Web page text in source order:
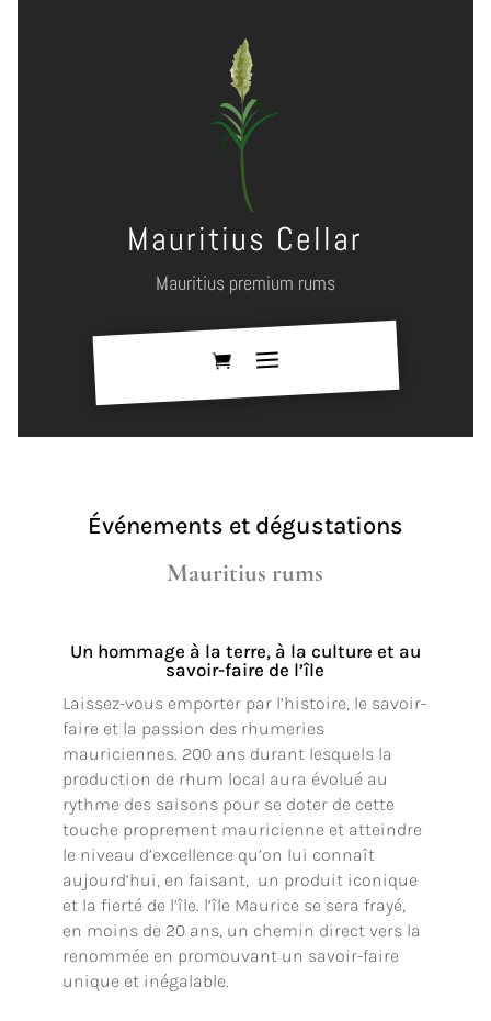
Mauritius Cellar
Mauritius premium rums
Événements et dégustations
Mauritius rums
Un hommage à la terre, à la culture et au
savoir-faire de l’île
Laissez-vous emporter par l’histoire, le savoir-
faire et la passion des rhumeries
mauriciennes. 200 ans durant lesquels la
production de rhum local aura évolué au
rythme des saisons pour se doter de cette
touche proprement mauricienne et atteindre
le niveau d’excellence qu’on lui connaît
aujourd’hui, en faisant, un produit iconique
et la fierté de l’île. l’île Maurice se sera frayé,
en moins de 20 ans, un chemin direct vers la
renommée en promouvant un savoir-faire
unique et inégalable.